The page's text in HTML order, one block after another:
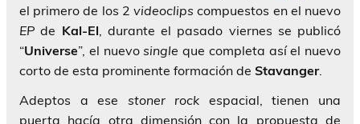
el primero de los 2videoclips compuestos en el nuevo
EP de Kal-El, durante el pasado viernes se publicó
“Universe”, el nuevosingle que completa así el nuevo
corto de esta prominente formación de Stavanger.
Adeptos a ese stoner rock espacial, tienen una
puerta hacía otra dimensión con la propuesta de